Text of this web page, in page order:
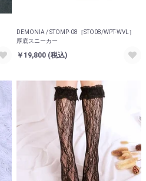
DEMONIA / STOMP-08［STO08/WPT-WVL］
厚底スニーカー
￥19,800 (税込)